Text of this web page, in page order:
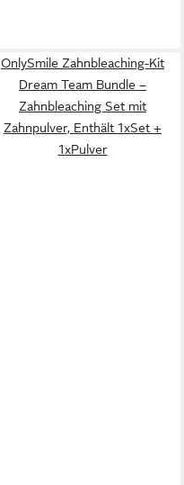
OnlySmile Zahnbleaching-Kit
Dream Team Bundle –
Zahnbleaching Set mit
Zahnpulver, Enthält 1xSet +
1xPulver